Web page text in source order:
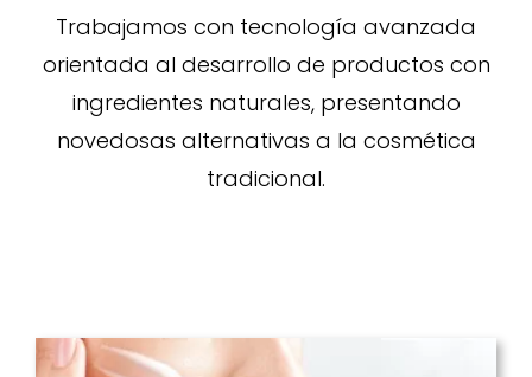
Trabajamos con tecnología avanzada
orientada al desarrollo de productos con
ingredientes naturales, presentando
novedosas alternativas a la cosmética
tradicional.